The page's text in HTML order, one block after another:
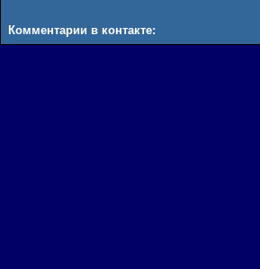
Комментарии в контакте: